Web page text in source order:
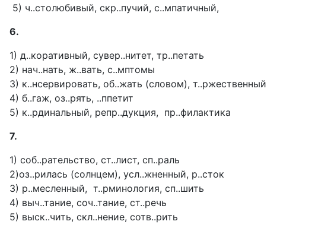
5) ч..столюбивый, скр..пучий, с..мпатичный,
6.
1) д..коративный, сувер..нитет, тр..петать
2) нач..нать, ж..вать, с..мптомы
3) к..нсервировать, об..жать (словом), т..ржественный
4) б..гаж, оз..рять, ..ппетит
5) к..рдинальный, репр..дукция, пр..филактика
7.
1) соб..рательство, ст..лист, сп..раль
2)оз..рилась (солнцем), усл..жненный, р..сток
3) р..месленный, т..рминология, сп..шить
4) выч..тание, соч..тание, ст..речь
5) выск..чить, скл..нение, сотв..рить